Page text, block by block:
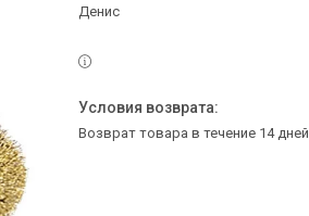
Денис
возврат товара в течение 14 дней